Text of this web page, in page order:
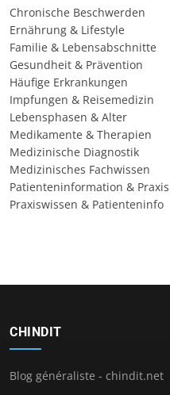
Chronische Beschwerden
Ernährung & Lifestyle
Familie & Lebensabschnitte
Gesundheit & Prävention
Häufige Erkrankungen
Impfungen & Reisemedizin
Lebensphasen & Alter
Medikamente & Therapien
Medizinische Diagnostik
Medizinisches Fachwissen
Patienteninformation & Praxis
Praxiswissen & Patienteninfo
CHINDIT
Blog généraliste - chindit.net